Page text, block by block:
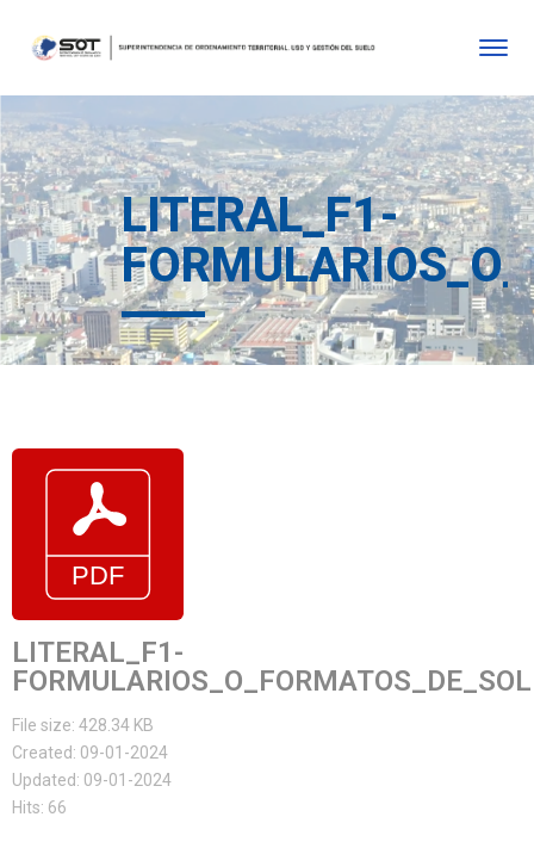
LITERAL_F1-
LITERAL_F1-
File size: 428.34 KB
Created: 09-01-2024
Updated: 09-01-2024
Hits: 66